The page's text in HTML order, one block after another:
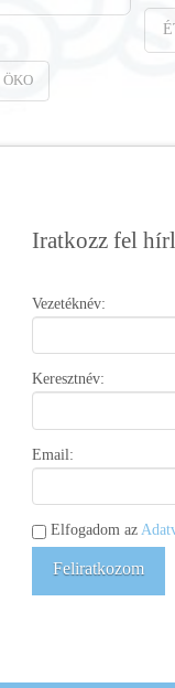
ÖKO
Iratkozz fel
Vezetéknév:
Keresztnév:
Email:
Elfogadom az
Feliratkozom